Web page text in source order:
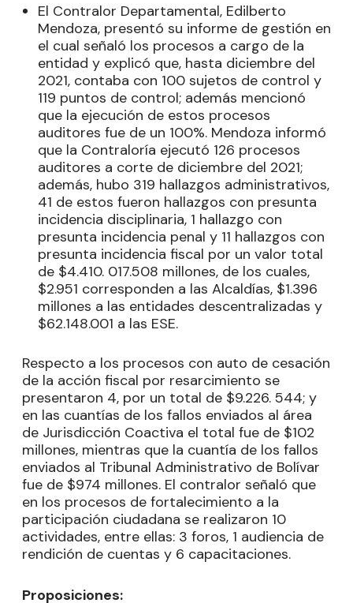
El Contralor Departamental, Edilberto
Mendoza, presentó su informe de gestión en
el cual señaló los procesos a cargo de la
entidad y explicó que, hasta diciembre del
2021, contaba con 100 sujetos de control y
119 puntos de control; además mencionó
que la ejecución de estos procesos
auditores fue de un 100%. Mendoza informó
que la Contraloría ejecutó 126 procesos
auditores a corte de diciembre del 2021;
además, hubo 319 hallazgos administrativos,
41 de estos fueron hallazgos con presunta
incidencia disciplinaria, 1 hallazgo con
presunta incidencia penal y 11 hallazgos con
presunta incidencia fiscal por un valor total
de $4.410. 017.508 millones, de los cuales,
$2.951 corresponden a las Alcaldías, $1.396
millones a las entidades descentralizadas y
$62.148.001 a las ESE.
Respecto a los procesos con auto de cesación
de la acción fiscal por resarcimiento se
presentaron 4, por un total de $9.226. 544; y
en las cuantías de los fallos enviados al área
de Jurisdicción Coactiva el total fue de $102
millones, mientras que la cuantía de los fallos
enviados al Tribunal Administrativo de Bolívar
fue de $974 millones. El contralor señaló que
en los procesos de fortalecimiento a la
participación ciudadana se realizaron 10
actividades, entre ellas: 3 foros, 1 audiencia de
rendición de cuentas y 6 capacitaciones.
Proposiciones: